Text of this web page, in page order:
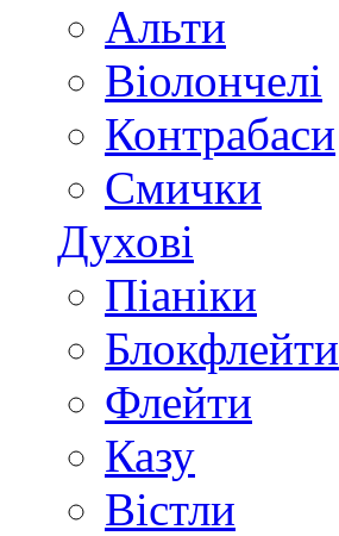
Альти
Віолончелі
Контрабаси
Смички
Духові
Піаніки
Блокфлейти
Флейти
Казу
Вістли